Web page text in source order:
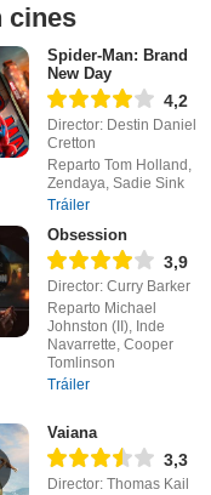
cines
Spider-Man: Brand
New Day
4,2
Director: Destin Daniel
Cretton
Reparto Tom Holland,
Zendaya, Sadie Sink
Tráiler
Obsession
3,9
Director: Curry Barker
Reparto Michael
Johnston (II), Inde
Navarrette, Cooper
Tomlinson
Tráiler
Vaiana
3,3
Director: Thomas Kail